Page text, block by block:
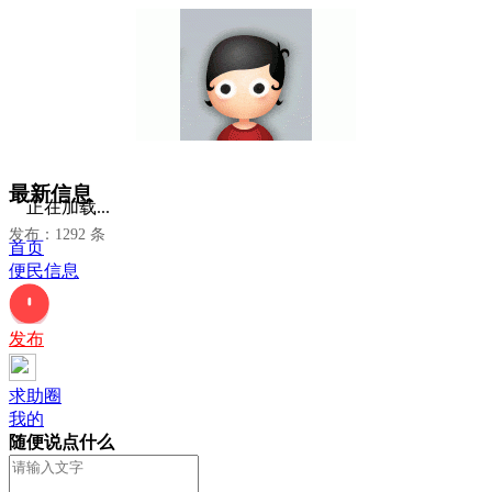
最新信息
发布：1292 条
正在加载...
首页
便民信息
发布
求助圈
我的
随便说点什么